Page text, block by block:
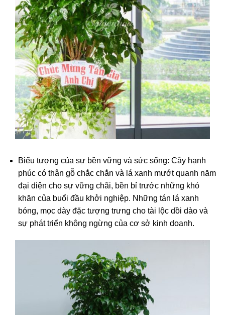
Biểu tượng của sự bền vững và sức sống: Cây hạnh
phúc có thân gỗ chắc chắn và lá xanh mướt quanh năm
đại diện cho sự vững chãi, bền bỉ trước những khó
khăn của buổi đầu khởi nghiệp. Những tán lá xanh
bóng, mọc dày đặc tượng trưng cho tài lộc dồi dào và
sự phát triển không ngừng của cơ sở kinh doanh.